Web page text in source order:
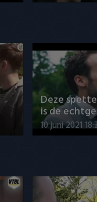
Deze
is de
10 juni 2021